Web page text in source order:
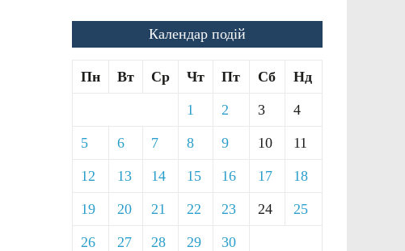
Календар подій
Пн Вт Ср Чт Пт Сб Нд
1 2 3 4
5 6 7 8 9 10 11
12 13 14 15 16 17 18
19 20 21 22 23 24 25
26 27 28 29 30